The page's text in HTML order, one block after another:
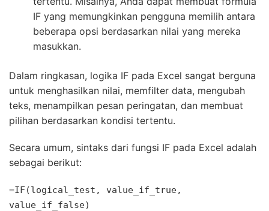
IF yang memungkinkan pengguna memilih antara
beberapa opsi berdasarkan nilai yang mereka
masukkan.
Dalam ringkasan, logika IF pada Excel sangat berguna
untuk menghasilkan nilai, memfilter data, mengubah
teks, menampilkan pesan peringatan, dan membuat
pilihan berdasarkan kondisi tertentu.
Secara umum, sintaks dari fungsi IF pada Excel adalah
sebagai berikut:
=IF(logical_test, value_if_true,
value_if_false)